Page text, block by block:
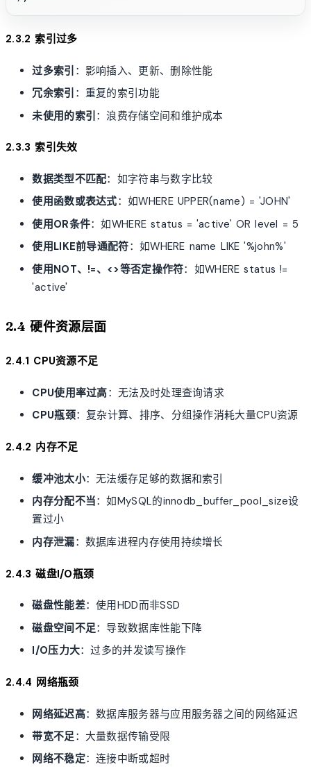
2.3.2 索引过多
过多索引 ：影响插入、更新、删除性能
冗余索引 ：重复的索引功能
未使用的索引 ：浪费存储空间和维护成本
2.3.3 索引失效
数据类型不匹配：如字符串与数字比较
使用函数或表达式：如WHERE UPPER(name) = 'JOHN'
使用OR条件：如WHERE status = 'active' OR level = 5
使用LIKE前导通配符：如WHERE name LIKE '%john%'
使用NOT、!=、<>等否定操作符：如WHERE status !=
'active'
2.4 硬件资源层面
2.4.1 CPU资源不足
CPU使用率过高：无法及时处理查询请求
CPU瓶颈：复杂计算、排序、分组操作消耗大量CPU资源
2.4.2 内存不足
缓冲池太小：无法缓存足够的数据和索引
内存分配不当：如MySQL的innodb_buffer_pool_size设
置过小
内存泄漏：数据库进程内存使用持续增长
2.4.3 磁盘I/O瓶颈
磁盘性能差：使用HDD而非SSD
磁盘空间不足：导致数据库性能下降
I/O压力大：过多的并发读写操作
2.4.4 网络瓶颈
网络延迟高：数据库服务器与应用服务器之间的网络延迟
带宽不足：大量数据传输受限
网络不稳定：连接中断或超时